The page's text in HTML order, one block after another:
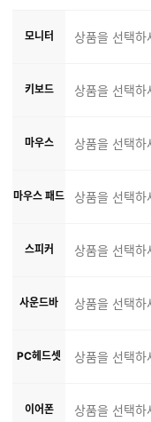
모니터 상품을 선택하
키보드 상품을 선택하
마우스 상품을 선택하
마우스 패드 상품을 선택하
스피커 상품을 선택하
사운드바 상품을 선택하
PC헤드셋 상품을 선택하
이어폰 상품을 선택하